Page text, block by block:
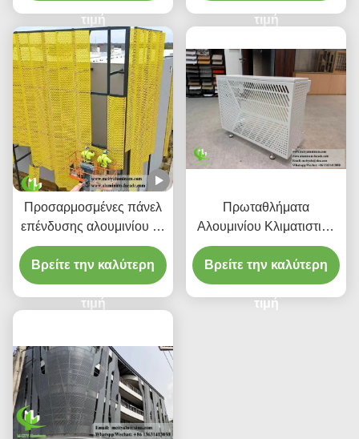
τιμή
με λέιζερ CNC
τιμή
Προσαρμοσμένες πάνελ
επένδυσης αλουμινίου με
διάτρητο CNC με κράμα
3003 H14/H24 και
επίστρωση PVDF για
προσόψεις
Βρείτε την καλύτερη
τιμή
Πρωταθλήματα
Αλουμινίου Κλιματιστικά
Κάλυβες
Βρείτε την καλύτερη
τιμή